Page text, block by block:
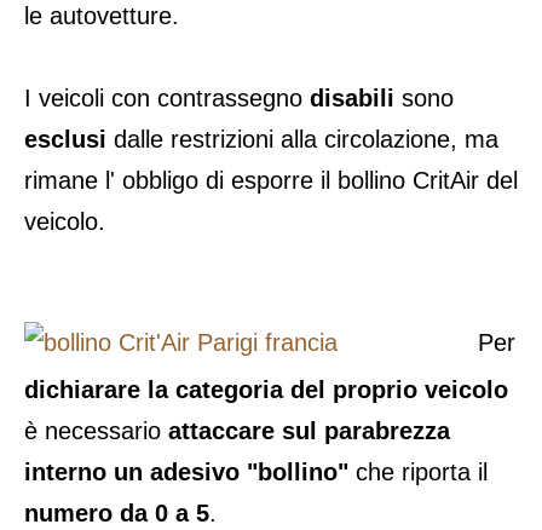
le autovetture.
I veicoli con contrassegno disabili sono
esclusi dalle restrizioni alla circolazione, ma
rimane l' obbligo di esporre il bollino CritAir del
veicolo.
Per
dichiarare la categoria del proprio veicolo
è necessario attaccare sul parabrezza
interno un adesivo "bollino" che riporta il
numero da 0 a 5.